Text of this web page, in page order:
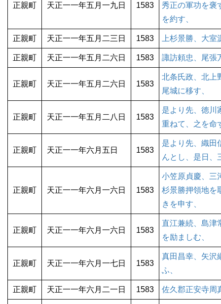
正親町 天正一一年五月一九日 1583
秀正の軍功を褒
を約す、
正親町 天正一一年五月二三日 1583 上杉景勝、大室
正親町 天正一一年五月二六日 1583 諏訪頼忠、尾張
正親町 天正一一年五月二六日 1583
北条氏政、北上
尾城に移す、
正親町 天正一一年五月二八日 1583
是より先、徳川
重ねて、之を命
正親町 天正一一年六月五日 1583
是より先、織田
んとし、是日、
正親町 天正一一年六月一六日 1583
小笠原貞慶、三
杉景勝押領地を
きを申す、
正親町 天正一一年六月一六日 1583
直江兼続、島津
を励ましむ、
正親町 天正一一年六月一七日 1583
真田昌幸、矢沢
ふ、
正親町 天正一一年六月二一日 1583 佐久郡正安寺周